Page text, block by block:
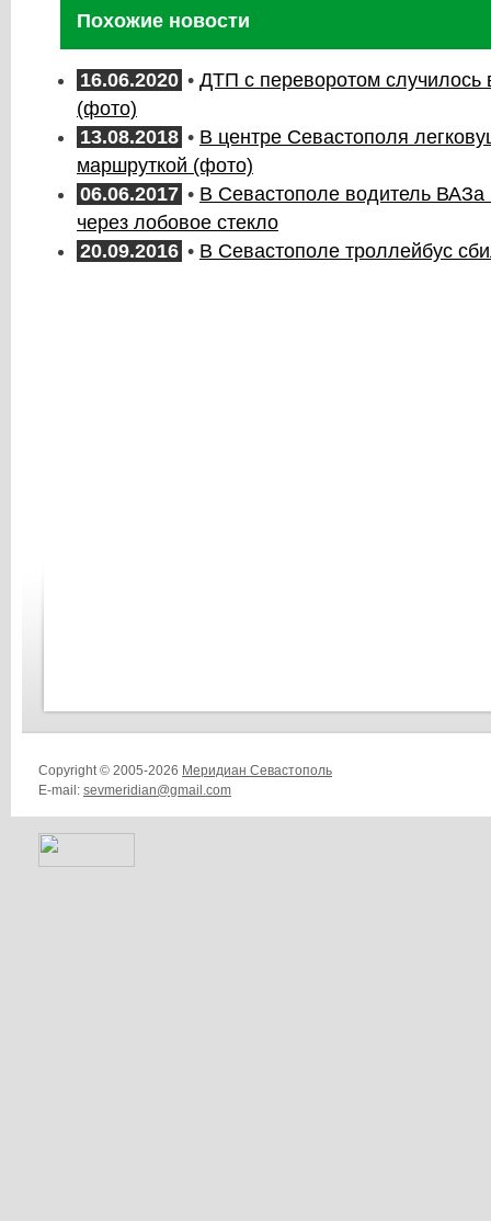
Похожие новости
16.06.2020 • ДТП с переворотом случилось
(фото)
13.08.2018 • В центре Севастополя
маршруткой (фото)
06.06.2017 • В Севастополе водитель
через лобовое стекло
20.09.2016 • В Севастополе троллейбус
Copyright © 2005-2026 Меридиан Севастополь
E-mail: sevmeridian@gmail.com